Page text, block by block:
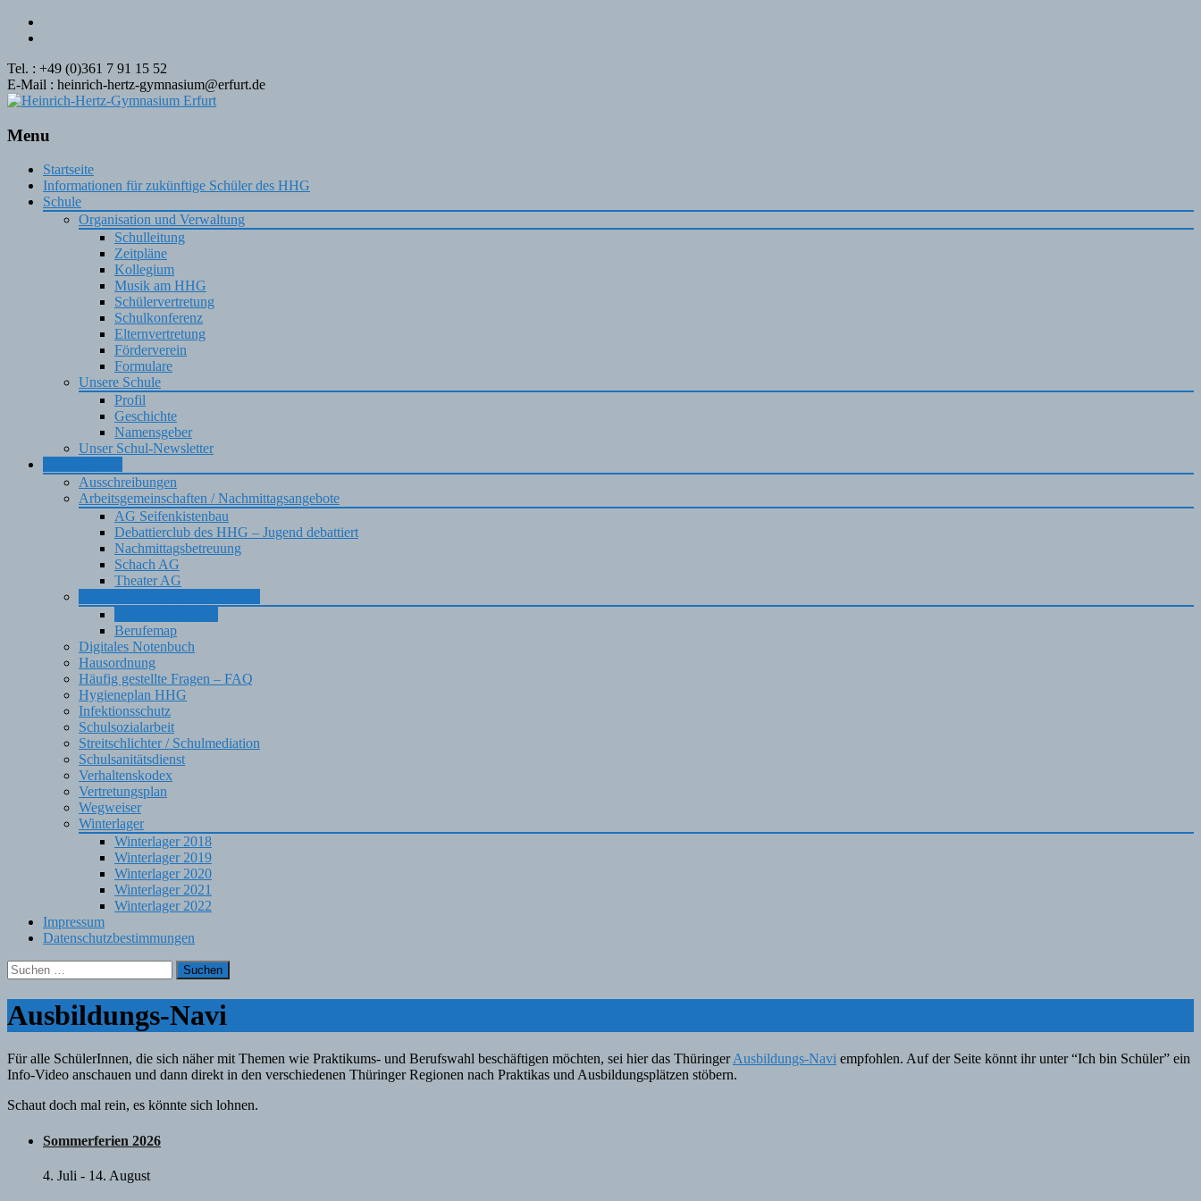
Tel. : +49 (0)361 7 91 15 52
E-Mail : heinrich-hertz-gymnasium@erfurt.de
Menu
Skip
content
Startseite
Informationen für zukünftige Schüler des HHG
Schule
Organisation und Verwaltung
Schulleitung
Zeitpläne
Kollegium
Musik am HHG
Schülervertretung
Schulkonferenz
Elternvertretung
Förderverein
Formulare
Unsere Schule
Profil
Geschichte
Namensgeber
Unser Schul-Newsletter
Ausschreibungen
Arbeitsgemeinschaften / Nachmittagsangebote
AG Seifenkistenbau
Debattierclub des HHG – Jugend debattiert
Nachmittagsbetreuung
Schach AG
Theater AG
Berufemap
Digitales Notenbuch
Hausordnung
Häufig gestellte Fragen – FAQ
Hygieneplan HHG
Infektionsschutz
Schulsozialarbeit
Streitschlichter / Schulmediation
Schulsanitätsdienst
Verhaltenskodex
Vertretungsplan
Wegweiser
Winterlager
Winterlager 2018
Winterlager 2019
Winterlager 2020
Winterlager 2021
Winterlager 2022
Impressum
Datenschutzbestimmungen
Suchen
nach:
Ausbildungs-Navi
Für alle SchülerInnen, die sich näher mit Themen wie Praktikums- und Berufswahl beschäftigen möchten, sei hier das ThüringerAusbildungs-Navi empfohlen. Auf der Seite könnt ihr unter “Ich bin Schüler” ein
Info-Video anschauen und dann direkt in den verschiedenen Thüringer Regionen nach Praktikas und Ausbildungsplätzen stöbern.
Schaut doch mal rein, es könnte sich lohnen.
Sommerferien 2026
4. Juli - 14. August